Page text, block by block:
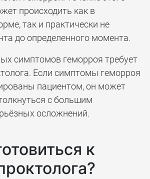
происходить как в
так и практически не
до определенного момента.
симптомов геморроя требует
Если симптомы геморроя
пациентом, он может
с большим
осложнений.
к